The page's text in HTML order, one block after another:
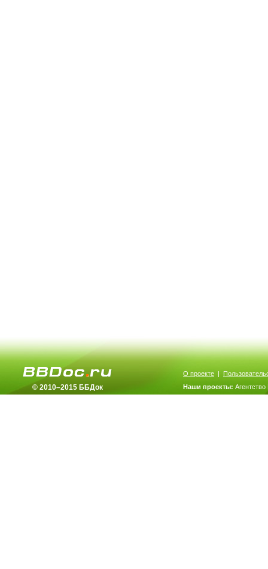
© 2010–2015 ББДок
О проекте |
Наши проекты: